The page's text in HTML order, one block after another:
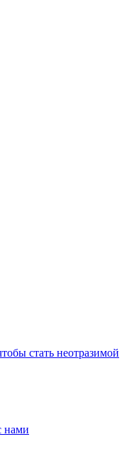
стать неотразимой
нами